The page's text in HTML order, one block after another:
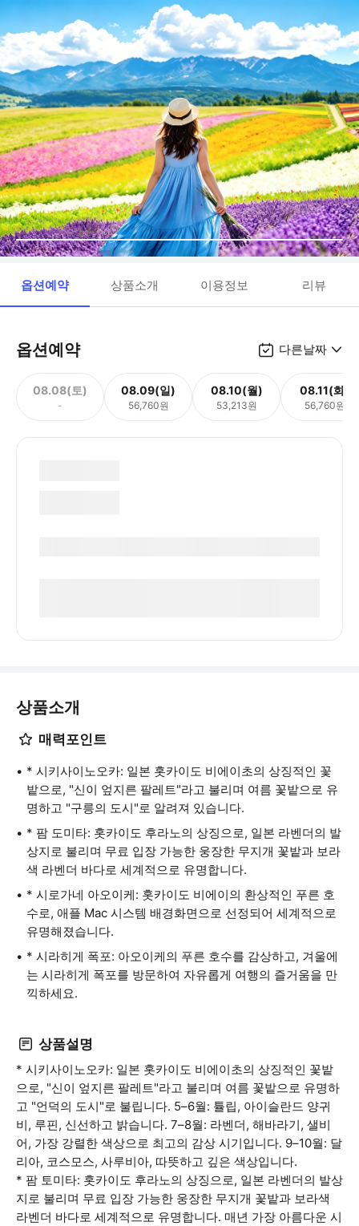
옵션예약 상품소개 이용정보 리뷰
옵션예약 다른날짜
08.08(토)
-
08.09(일)
56,760원
08.10(월)
53,213원
08.11(화)
56,760원
상품소개
매력포인트
* 시키사이노오카: 일본 홋카이도 비에이초의 상징적인 꽃
밭으로, "신이 엎지른 팔레트"라고 불리며 여름 꽃밭으로 유
명하고 "구릉의 도시"로 알려져 있습니다.
* 팜 도미타: 홋카이도 후라노의 상징으로, 일본 라벤더의 발
상지로 불리며 무료 입장 가능한 웅장한 무지개 꽃밭과 보라
색 라벤더 바다로 세계적으로 유명합니다.
* 시로가네 아오이케: 홋카이도 비에이의 환상적인 푸른 호
수로, 애플 Mac 시스템 배경화면으로 선정되어 세계적으로
유명해졌습니다.
* 시라히게 폭포: 아오이케의 푸른 호수를 감상하고, 겨울에
는 시라히게 폭포를 방문하여 자유롭게 여행의 즐거움을 만
끽하세요.
상품설명
* 시키사이노오카: 일본 홋카이도 비에이초의 상징적인 꽃밭
으로, "신이 엎지른 팔레트"라고 불리며 여름 꽃밭으로 유명하
고 "언덕의 도시"로 불립니다. 5–6월: 튤립, 아이슬란드 양귀
비, 루핀, 신선하고 밝습니다. 7–8월: 라벤더, 해바라기, 샐비
어, 가장 강렬한 색상으로 최고의 감상 시기입니다. 9–10월: 달
리아, 코스모스, 사루비아, 따뜻하고 깊은 색상입니다.
* 팜 토미타: 홋카이도 후라노의 상징으로, 일본 라벤더의 발상
지로 불리며 무료 입장 가능한 웅장한 무지개 꽃밭과 보라색
라벤더 바다로 세계적으로 유명합니다. 매년 가장 아름다운 시